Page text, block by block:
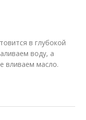
в глубокой
воду, а
вливаем масло.